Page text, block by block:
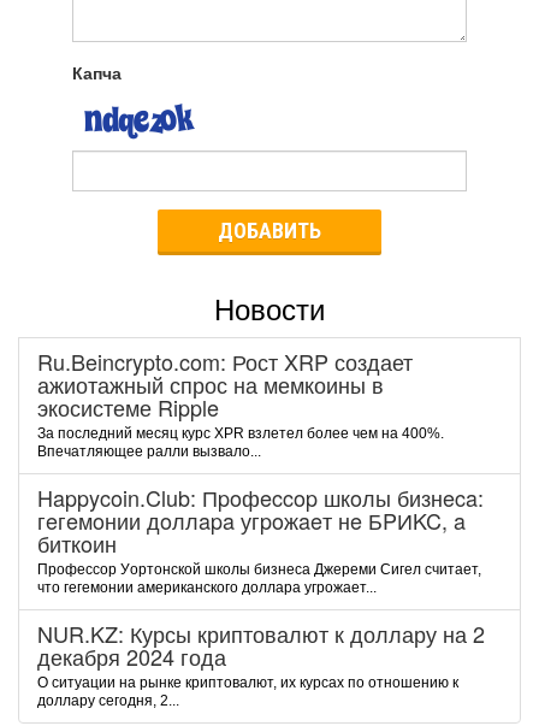
Капча
ДОБАВИТЬ
Новости
Ru.Beincrypto.com: Рост XRP создает
ажиотажный спрос на мемкоины в
экосистеме Ripple
За последний месяц курс XPR взлетел более чем на 400%.
Впечатляющее ралли вызвало...
Happycoin.Club: Пpoфeccop шкoлы бизнeca:
гeгeмoнии дoллapa угpoжaeт нe БPИKC, a
биткoин
Пpoфeccop Уopтoнcкoй шкoлы бизнeca Джepeми Cигeл cчитaeт,
чтo гeгeмoнии aмepикaнcкoгo дoллapa угpoжaeт...
NUR.KZ: Курсы криптовалют к доллару на 2
декабря 2024 года
О ситуации на рынке криптовалют, их курсах по отношению к
доллару сегодня, 2...